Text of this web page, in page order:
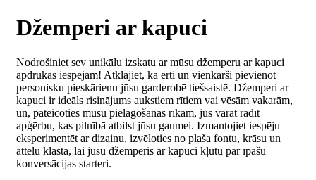
Džemperi ar kapuci
Nodrošiniet sev unikālu izskatu ar mūsu džemperu ar kapuci
apdrukas iespējām! Atklājiet, kā ērti un vienkārši pievienot
personisku pieskārienu jūsu garderobē tiešsaistē. Džemperi ar
kapuci ir ideāls risinājums aukstiem rītiem vai vēsām vakarām,
un, pateicoties mūsu pielāgošanas rīkam, jūs varat radīt
apģērbu, kas pilnībā atbilst jūsu gaumei. Izmantojiet iespēju
eksperimentēt ar dizainu, izvēloties no plaša fontu, krāsu un
attēlu klāsta, lai jūsu džemperis ar kapuci kļūtu par īpašu
konversācijas starteri.